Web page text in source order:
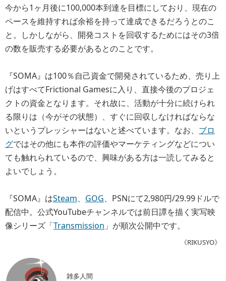
今から1ヶ月後に100,000本到達を目標にしており、現在の
ペースを維持すれば余裕を持って達成できるだろうとのこ
と。しかしながら、開発コストを回収するためにはその3倍
の数を販売する必要があるとのことです。
『SOMA』は100％自己資金で開発されているため、売り上
げはすべてFrictional Gamesに入り、直接今後のプロジェ
クトの資金となります。それ故に、活動が十分に続けられ
る限りは（今がその状態）、すぐに回収しなければならな
いというプレッシャーはないと述べています。なお、 ブロ
グではその他にも本作の評価やマーケティングなどについ
ても触れられているので、興味がある方は一読してみると
よいでしょう。
『SOMA』はSteam、 GOG、PSNにて2,980円/29.99ドルで
配信中。公式YouTubeチャンネルでは前日譚を描く実写映
像シリーズ「Transmission 」が順次公開中です。
《RIKUSYO》
雑多人間